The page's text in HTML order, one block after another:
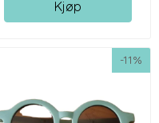
Kjøp
-11%